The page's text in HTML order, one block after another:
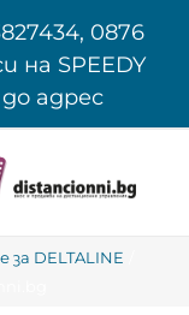
0876
на SPEEDY
адрес
DELTALINE